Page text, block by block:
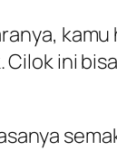
ini